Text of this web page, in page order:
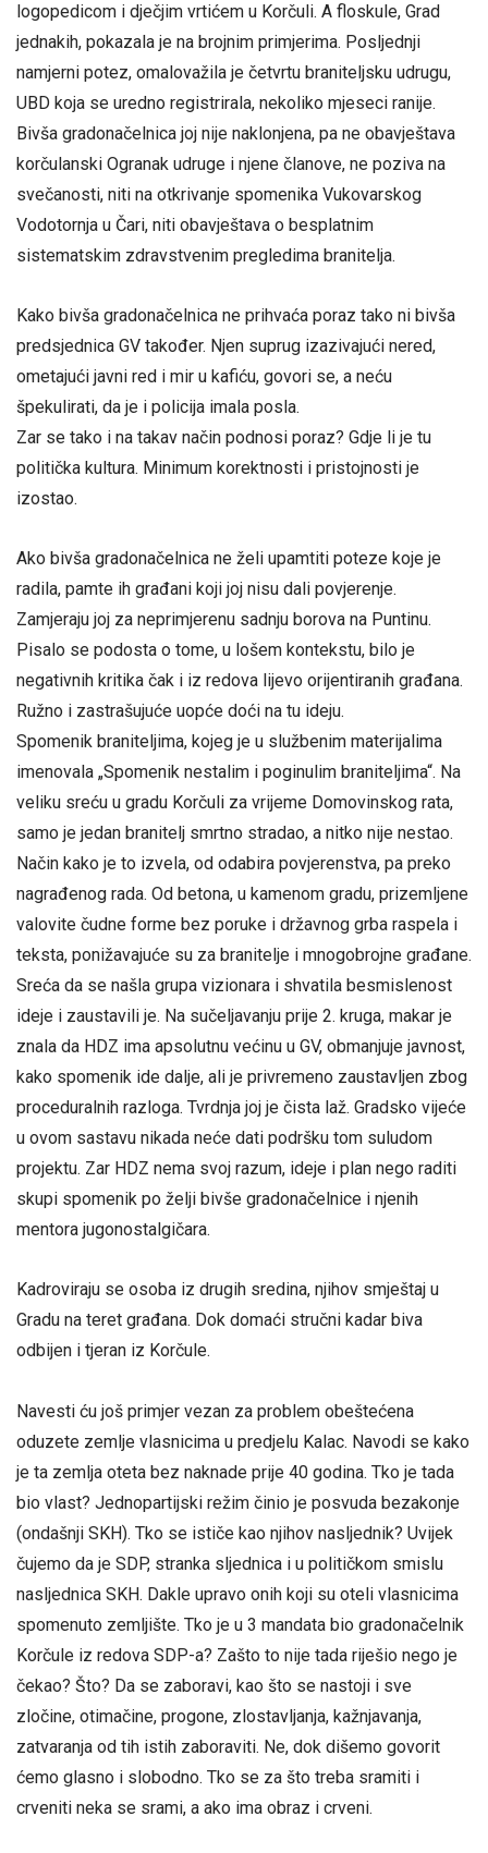
logopedicom i dječjim vrtićem u Korčuli. A floskule, Grad
jednakih, pokazala je na brojnim primjerima. Posljednji
namjerni potez, omalovažila je četvrtu braniteljsku udrugu,
UBD koja se uredno registrirala, nekoliko mjeseci ranije.
Bivša gradonačelnica joj nije naklonjena, pa ne obavještava
korčulanski Ogranak udruge i njene članove, ne poziva na
svečanosti, niti na otkrivanje spomenika Vukovarskog
Vodotornja u Čari, niti obavještava o besplatnim
sistematskim zdravstvenim pregledima branitelja.
Kako bivša gradonačelnica ne prihvaća poraz tako ni bivša
predsjednica GV također. Njen suprug izazivajući nered,
ometajući javni red i mir u kafiću, govori se, a neću
špekulirati, da je i policija imala posla.
Zar se tako i na takav način podnosi poraz? Gdje li je tu
politička kultura. Minimum korektnosti i pristojnosti je
izostao.
Ako bivša gradonačelnica ne želi upamtiti poteze koje je
radila, pamte ih građani koji joj nisu dali povjerenje.
Zamjeraju joj za neprimjerenu sadnju borova na Puntinu.
Pisalo se podosta o tome, u lošem kontekstu, bilo je
negativnih kritika čak i iz redova lijevo orijentiranih građana.
Ružno i zastrašujuće uopće doći na tu ideju.
Spomenik braniteljima, kojeg je u službenim materijalima
imenovala „Spomenik nestalim i poginulim braniteljima“. Na
veliku sreću u gradu Korčuli za vrijeme Domovinskog rata,
samo je jedan branitelj smrtno stradao, a nitko nije nestao.
Način kako je to izvela, od odabira povjerenstva, pa preko
nagrađenog rada. Od betona, u kamenom gradu, prizemljene
valovite čudne forme bez poruke i državnog grba raspela i
teksta, ponižavajuće su za branitelje i mnogobrojne građane.
Sreća da se našla grupa vizionara i shvatila besmislenost
ideje i zaustavili je. Na sučeljavanju prije 2. kruga, makar je
znala da HDZ ima apsolutnu većinu u GV, obmanjuje javnost,
kako spomenik ide dalje, ali je privremeno zaustavljen zbog
proceduralnih razloga. Tvrdnja joj je čista laž. Gradsko vijeće
u ovom sastavu nikada neće dati podršku tom suludom
projektu. Zar HDZ nema svoj razum, ideje i plan nego raditi
skupi spomenik po želji bivše gradonačelnice i njenih
mentora jugonostalgičara.
Kadroviraju se osoba iz drugih sredina, njihov smještaj u
Gradu na teret građana. Dok domaći stručni kadar biva
odbijen i tjeran iz Korčule.
Navesti ću još primjer vezan za problem obeštećena
oduzete zemlje vlasnicima u predjelu Kalac. Navodi se kako
je ta zemlja oteta bez naknade prije 40 godina. Tko je tada
bio vlast? Jednopartijski režim činio je posvuda bezakonje
(ondašnji SKH). Tko se ističe kao njihov nasljednik? Uvijek
čujemo da je SDP, stranka sljednica i u političkom smislu
nasljednica SKH. Dakle upravo onih koji su oteli vlasnicima
spomenuto zemljište. Tko je u 3 mandata bio gradonačelnik
Korčule iz redova SDP-a? Zašto to nije tada riješio nego je
čekao? Što? Da se zaboravi, kao što se nastoji i sve
zločine, otimačine, progone, zlostavljanja, kažnjavanja,
zatvaranja od tih istih zaboraviti. Ne, dok dišemo govorit
ćemo glasno i slobodno. Tko se za što treba sramiti i
crveniti neka se srami, a ako ima obraz i crveni.